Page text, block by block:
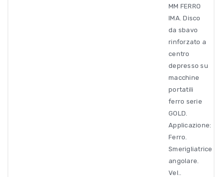
MM FERRO
IMA. Disco
da sbavo
rinforzato a
centro
depresso su
macchine
portatili
ferro serie
GOLD.
Applicazione:
Ferro.
Smerigliatrice
angolare.
Vel..